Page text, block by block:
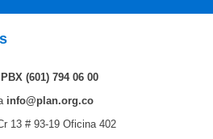
PBX (601) 794 06 00
info@plan.org.co
13 # 93-19 Oficina 402